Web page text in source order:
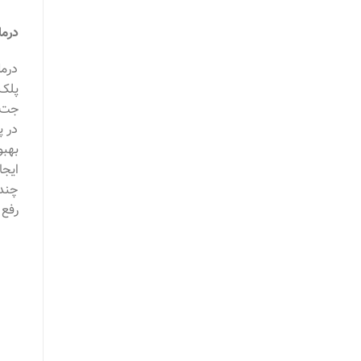
جت
در